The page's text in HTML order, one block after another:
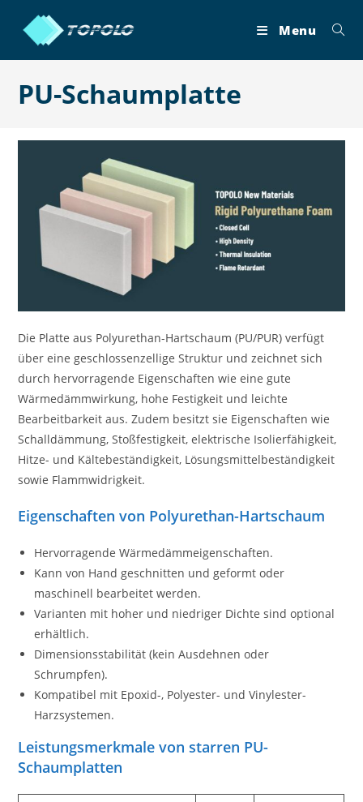
content
Menu
PU-Schaumplatte
Die Platte aus Polyurethan-Hartschaum (PU/PUR) verfügt
über eine geschlossenzellige Struktur und zeichnet sich
durch hervorragende Eigenschaften wie eine gute
Wärmedämmwirkung, hohe Festigkeit und leichte
Bearbeitbarkeit aus. Zudem besitzt sie Eigenschaften wie
Schalldämmung, Stoßfestigkeit, elektrische Isolierfähigkeit,
Hitze- und Kältebeständigkeit, Lösungsmittelbeständigkeit
sowie Flammwidrigkeit.
Eigenschaften von Polyurethan-Hartschaum
Hervorragende Wärmedämmeigenschaften.
Kann von Hand geschnitten und geformt oder
maschinell bearbeitet werden.
Varianten mit hoher und niedriger Dichte sind optional
erhältlich.
Dimensionsstabilität (kein Ausdehnen oder
Schrumpfen).
Kompatibel mit Epoxid-, Polyester- und Vinylester-
Harzsystemen.
Leistungsmerkmale von starren PU-
Schaumplatten